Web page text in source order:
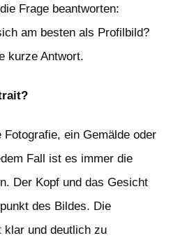
Frage beantworten:
am besten als Profilbild?
kurze Antwort.
ein Gemälde oder
Fall ist es immer die
Der Kopf und das Gesicht
des Bildes. Die
klar und deutlich zu